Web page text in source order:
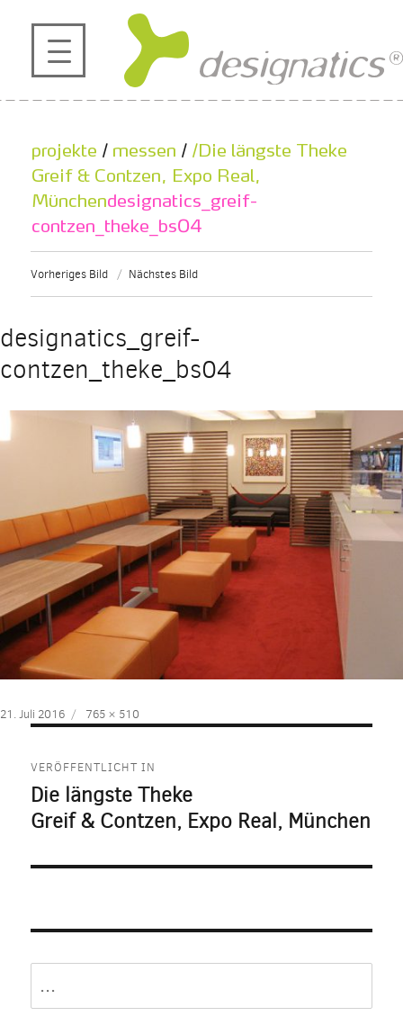
profil
projekte
kontakt
referenzen
de | en
projekte / messen / /Die längste Theke
Greif & Contzen, Expo Real,
Münchendesignatics_greif-
contzen_theke_bs04
Vorheriges Bild Nächstes Bild
designatics_greif-
contzen_theke_bs04
Veröffentlicht
21. Juli 2016
Volle
Größe
765 × 510
VERÖFFENTLICHT IN
Die längste Theke
Greif & Contzen, Expo Real, München
for: